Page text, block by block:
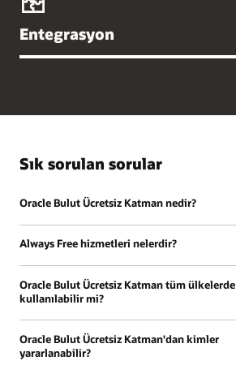
Entegrasyon
Sık sorulan sorular
Oracle Bulut Ücretsiz Katman nedir?
Always Free hizmetleri nelerdir?
Oracle Bulut Ücretsiz Katman tüm ülkelerde
kullanılabilir mi?
Oracle Bulut Ücretsiz Katman'dan kimler
yararlanabilir?